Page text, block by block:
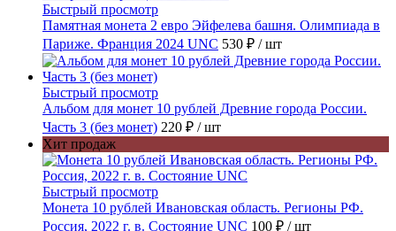
Быстрый просмотр
Памятная монета 2 евро Эйфелева башня. Олимпиада в
Париже. Франция 2024 UNC 530 ₽ / шт
Быстрый просмотр
Альбом для монет 10 рублей Древние города России.
Часть 3 (без монет) 220 ₽ / шт
Хит продаж
Быстрый просмотр
Монета 10 рублей Ивановская область. Регионы РФ.
Россия, 2022 г. в. Состояние UNC 100 ₽ / шт